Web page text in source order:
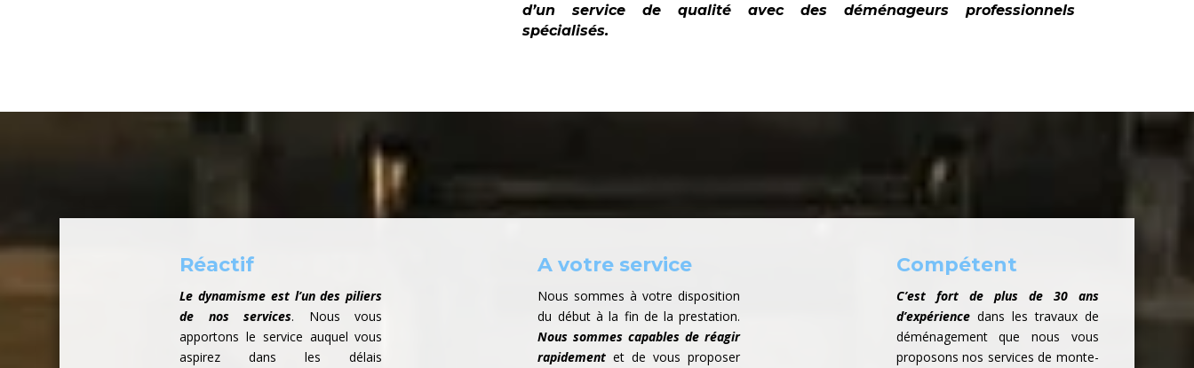
d’un service de qualité avec des déménageurs professionnels
spécialisés.
Réactif
Le dynamisme est l’un des piliers
de nos services. Nous vous
apportons le service auquel vous
aspirez dans les délais
A votre service
Nous sommes à votre disposition
du début à la fin de la prestation.
Nous sommes capables de réagir
rapidement et de vous proposer
Compétent
C’est fort de plus de 30 ans
d’expériencedans les travaux de
déménagement que nous vous
proposons nos services de monte-